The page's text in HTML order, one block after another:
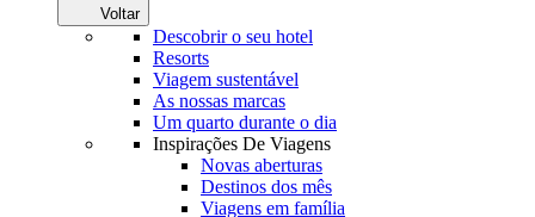
Voltar
Descobrir o seu hotel
Resorts
Viagem sustentável
As nossas marcas
Um quarto durante o dia
Inspirações De Viagens
Novas aberturas
Destinos dos mês
Viagens em família